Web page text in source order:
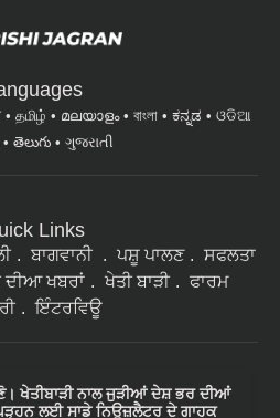
தமிழ் മലയാളം বাংলা ಕನ್ನಡ
ଓଡିଆ
తెలుగు ગુજરાતી
Links
ਬਾਗਵਾਨੀ ਪਸ਼ੂ ਪਾਲਣ
ਸਫਲਤਾ
ਦੀਆ ਖਬਰਾਂ ਖੇਤੀ ਬਾੜੀ
ਫਾਰਮ
ਇੰਟਰਵਿਊ
ਖੇਤੀਬਾੜੀ ਨਾਲ ਜੁੜੀਆਂ ਦੇਸ਼ ਭਰ ਦੀਆਂ
ਲਈ ਸਾਡੇ ਨਿਉਜ਼ਲੈਟਰ ਦੇ ਗਾਹਕ